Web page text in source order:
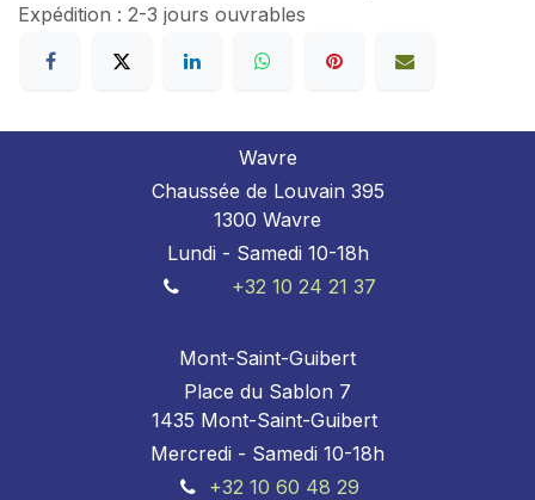
Expédition : 2-3 jours ouvrables
Wavre
Chaussée de Louvain 395
1300 Wavre
Lundi - Samedi 10-18h
+32 10 24 21 37
Mont-Saint-Guibert
Place du Sablon 7
1435 Mont-Saint-Guibert
Mercredi - Samedi 10-18h
+32 10 60 48 29